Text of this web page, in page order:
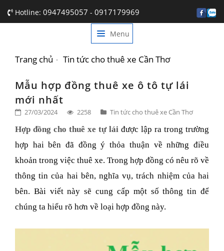
Hotline: 0947495057 - 0917179969
Menu
GIỚI THIỆU
DỊCH VỤ
BẢNG GIÁ
TIN TỨC
LIÊN HỆ
Trang chủ Tin tức cho thuê xe Cần Thơ
Mẫu hợp đồng thuê xe ô tô tự lái
mới nhất
27/03/2024 2258 Tin tức cho thuê xe Cần Thơ
Hợp đồng cho thuê xe tự lái được lập ra trong trường
hợp hai bên đã đồng ý thỏa thuận về những điều
khoản trong việc thuê xe. Trong hợp đồng có nêu rõ về
thông tin của hai bên, nghĩa vụ, trách nhiệm của hai
bên. Bài viết này sẽ cung cấp một số thông tin để
chúng ta hiểu rõ hơn về loại hợp đồng này.